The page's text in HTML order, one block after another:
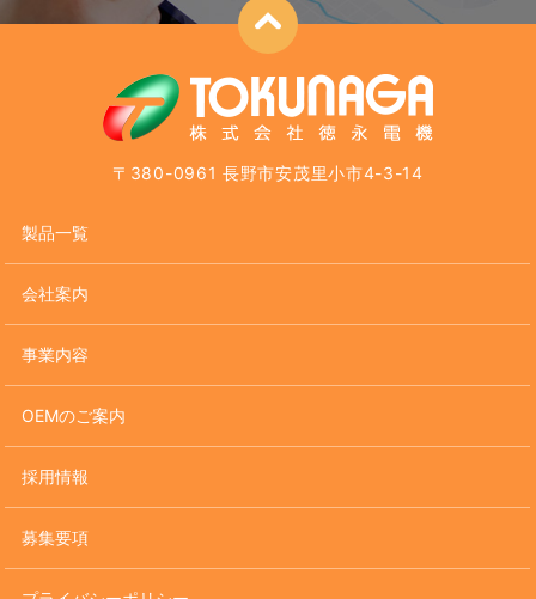
〒380-0961 長野市安茂里小市4-3-14
製品一覧
会社案内
事業内容
OEMのご案内
採用情報
募集要項